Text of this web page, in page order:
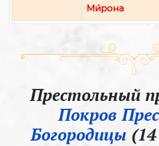
Ми́рона
Престольный
Покров
Богородицы